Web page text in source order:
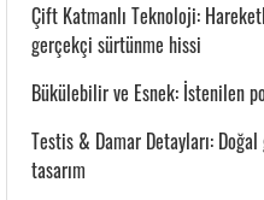
Çift Katmanlı Teknoloji:
gerçekçi sürtünme hissi
Bükülebilir ve Esnek: İstenilen
Testis & Damar Detayları:
tasarım